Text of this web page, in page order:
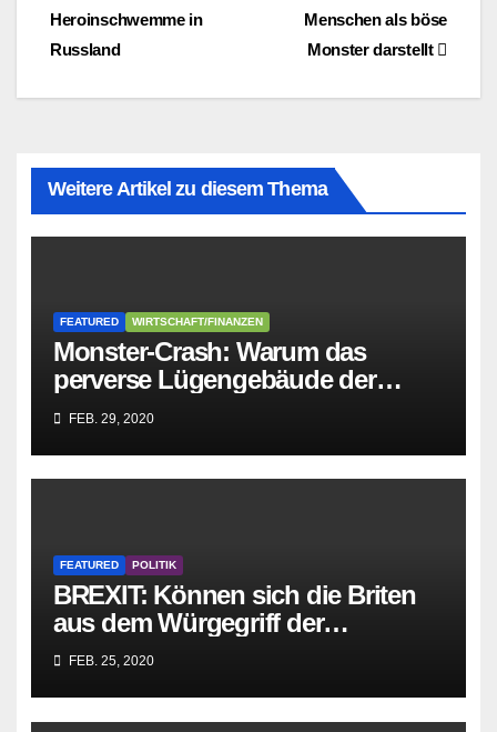
Menschen als böse
Monster darstellt
Heroinschwemme in
Russland
Weitere Artikel zu diesem Thema
FEATURED WIRTSCHAFT/FINANZEN
Monster-Crash: Warum das
perverse Lügengebäude der
Sozialisten in sich
zusammenbricht!
FEB. 29, 2020
FEATURED POLITIK
BREXIT: Können sich die Briten
aus dem Würgegriff der
parasitären EU-Mafia befreien?
FEB. 25, 2020